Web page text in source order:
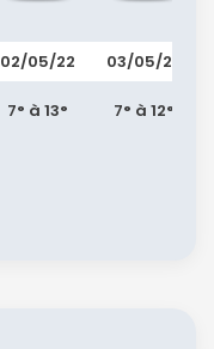
02/05/22
7° à 13°
03/05/22
7° à 12°